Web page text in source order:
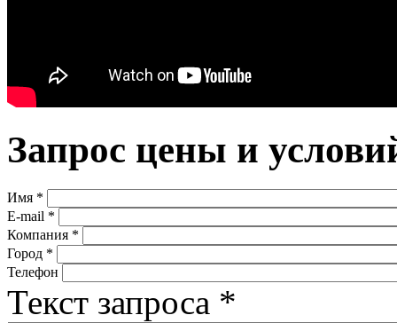
Запрос цены и
Имя *
E-mail *
Компания *
Город *
Телефон
Текст запроса *